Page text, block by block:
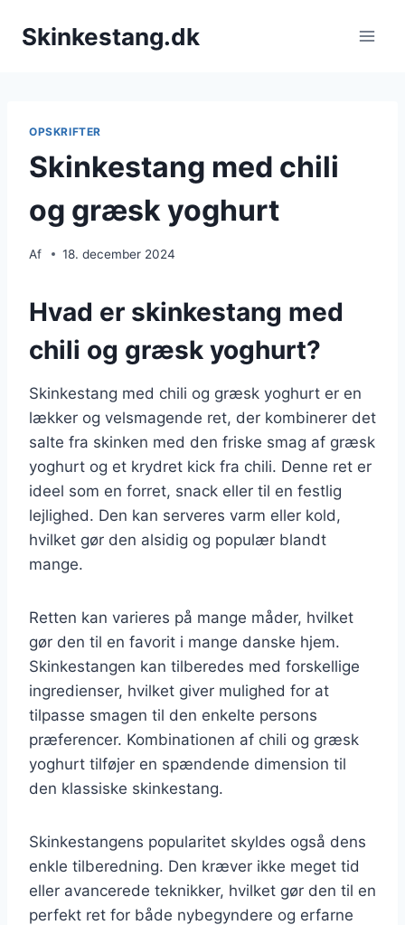
Skinkestang.dk
OPSKRIFTER
Skinkestang med chili
og græsk yoghurt
Af 18. december 2024
Hvad er skinkestang med
chili og græsk yoghurt?
Skinkestang med chili og græsk yoghurt er en
lækker og velsmagende ret, der kombinerer det
salte fra skinken med den friske smag af græsk
yoghurt og et krydret kick fra chili. Denne ret er
ideel som en forret, snack eller til en festlig
lejlighed. Den kan serveres varm eller kold,
hvilket gør den alsidig og populær blandt
mange.
Retten kan varieres på mange måder, hvilket
gør den til en favorit i mange danske hjem.
Skinkestangen kan tilberedes med forskellige
ingredienser, hvilket giver mulighed for at
tilpasse smagen til den enkelte persons
præferencer. Kombinationen af chili og græsk
yoghurt tilføjer en spændende dimension til
den klassiske skinkestang.
Skinkestangens popularitet skyldes også dens
enkle tilberedning. Den kræver ikke meget tid
eller avancerede teknikker, hvilket gør den til en
perfekt ret for både nybegyndere og erfarne